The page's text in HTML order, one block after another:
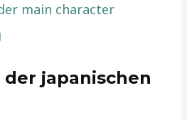
main character
der japanischen